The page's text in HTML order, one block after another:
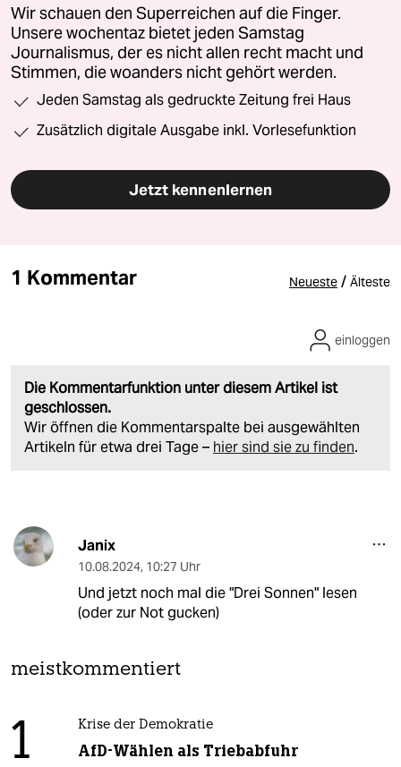
Wir schauen den Superreichen auf die Finger.
Unsere wochentaz bietet jeden Samstag
Journalismus, der es nicht allen recht macht und
Stimmen, die woanders nicht gehört werden.
Jeden Samstag als gedruckte Zeitung frei Haus
Zusätzlich digitale Ausgabe inkl. Vorlesefunktion
Jetzt kennenlernen
1 Kommentar Neueste / Älteste
Die Kommentarfunktion unter diesem Artikel ist
geschlossen.
Wir öffnen die Kommentarspalte bei ausgewählten
Artikeln für etwa drei Tage – hier sind sie zu finden.
einloggen
Janix
10.08.2024, 10:27 Uhr
Und jetzt noch mal die "Drei Sonnen" lesen
(oder zur Not gucken)
meistkommentiert
1 Krise der Demokratie
AfD-Wählen als Triebabfuhr